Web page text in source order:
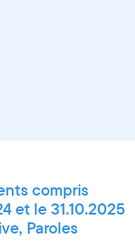
compris
et le 31.10.2025
Paroles